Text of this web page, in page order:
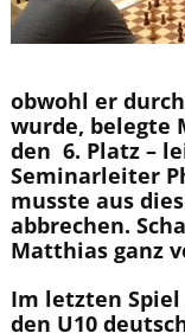
obwohl er
wurde, belegte
den 6. Platz –
Seminarleiter
musste aus
abbrechen.
Matthias ganz
Im letzten
den U10